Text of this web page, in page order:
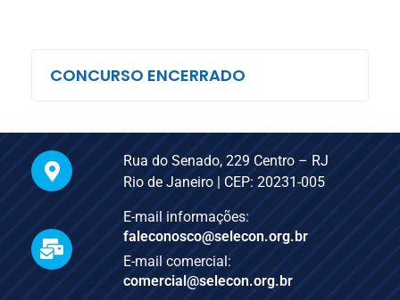
CONCURSO ENCERRADO
Rua do Senado, 229 Centro – RJ
Rio de Janeiro | CEP: 20231-005
E-mail informações:
faleconosco@selecon.org.br
E-mail comercial:
comercial@selecon.org.br